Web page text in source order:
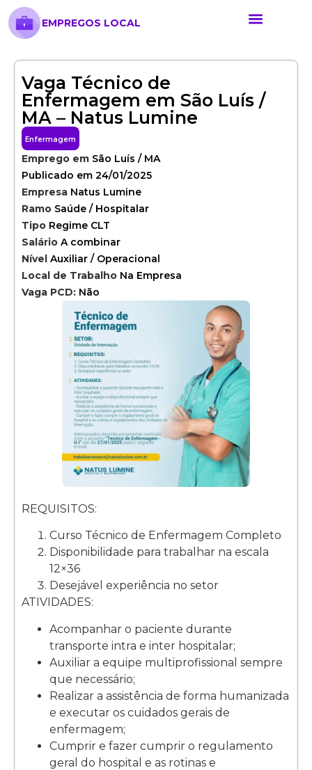
EMPREGOS LOCAL
Vaga Técnico de
Enfermagem em São Luís /
MA – Natus Lumine
Enfermagem
Emprego em São Luís / MA
Publicado em 24/01/2025
Empresa Natus Lumine
Ramo Saúde / Hospitalar
Tipo Regime CLT
Salário A combinar
Nível Auxiliar / Operacional
Local de Trabalho Na Empresa
Vaga PCD: Não
REQUISITOS:
Curso Técnico de Enfermagem Completo
Disponibilidade para trabalhar na escala
12×36
Desejável experiência no setor
ATIVIDADES:
Acompanhar o paciente durante
transporte intra e inter hospitalar;
Auxiliar a equipe multiprofissional sempre
que necessário;
Realizar a assistência de forma humanizada
e executar os cuidados gerais de
enfermagem;
Cumprir e fazer cumprir o regulamento
geral do hospital e as rotinas e